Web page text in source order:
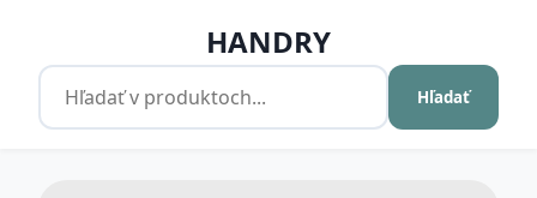
HANDRY
Hľadať